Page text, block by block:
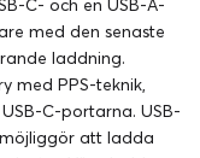
C- och en USB-A-
med den senaste
laddning.
med PPS-teknik,
C-portarna. USB-
att ladda